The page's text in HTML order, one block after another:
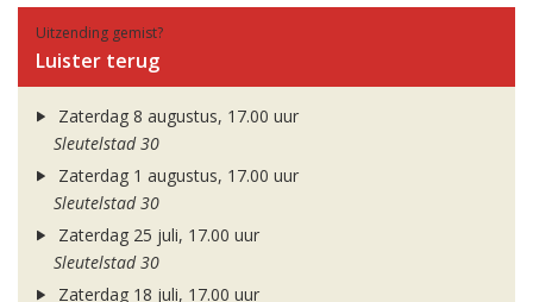
Uitzending gemist?
Luister terug
Zaterdag 8 augustus, 17.00 uur
Sleutelstad 30
Zaterdag 1 augustus, 17.00 uur
Sleutelstad 30
Zaterdag 25 juli, 17.00 uur
Sleutelstad 30
Zaterdag 18 juli, 17.00 uur